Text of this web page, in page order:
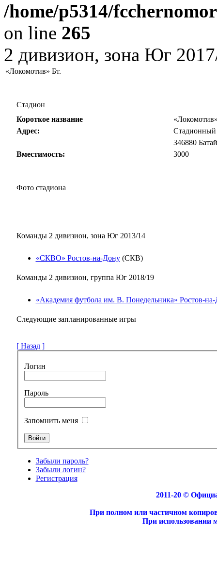
/home/p5314/
on line 265
2 дивизион, зона Юг
«Локомотив» Бт.
Стадион
Короткое название
Адрес:
Стадионный
346880
Вместимость:
3000
Фото стадиона
Команды 2 дивизион, зона Юг 2013/14
«СКВО» Ростов-на-Дону(СКВ)
Команды 2 дивизион, группа Юг 2018/19
«Академия футбола им. В. Понедельника» Ростов-
Следующие запланированные игры
[ Назад ]
Логин
Пароль
Запомнить меня
Забыли пароль?
Забыли логин?
Регистрация
2011-20 ©
При полном или частичном
При использовании